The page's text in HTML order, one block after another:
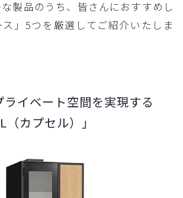
製品のうち、皆さんにおすすめし
」5つを厳選してご紹介いたしま
ライベート空間を実現する
（カプセル）」